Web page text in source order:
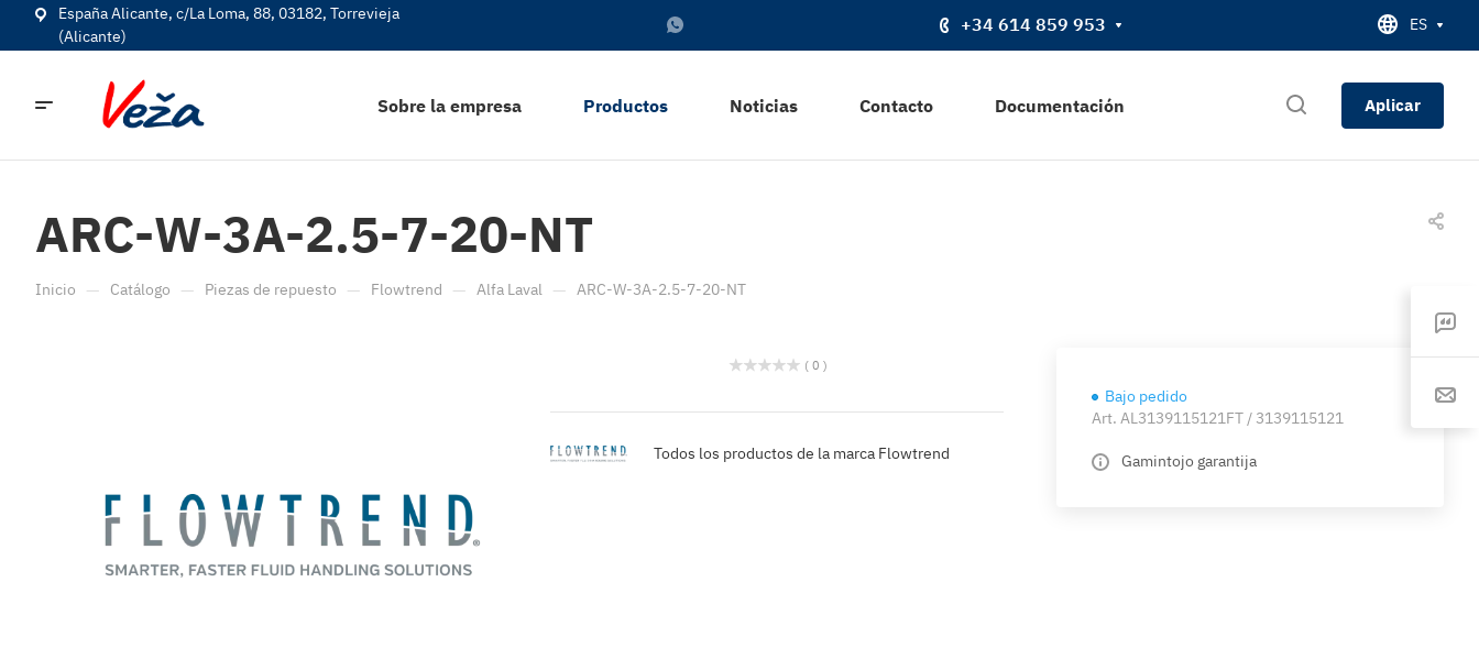
España Alicante, c/La Loma, 88, 03182, Torrevieja
(Alicante)
+34 614 859 953 ES
Sobre la empresa Productos Noticias Contacto Documentación Aplicar
ARC-W-3A-2.5-7-20-NT
Inicio — Catálogo — Piezas de repuesto — Flowtrend — Alfa Laval — ARC-W-3A-2.5-7-20-NT
Bajo pedido
Art. AL3139115121FT / 3139115121
Gamintojo garantija
( 0 )
Todos los productos de la marca Flowtrend